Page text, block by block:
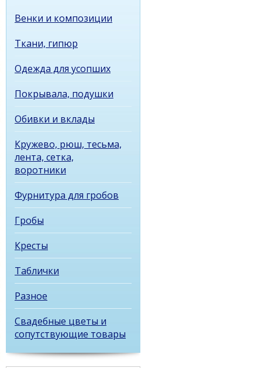
Венки и композиции
Ткани, гипюр
Одежда для усопших
Покрывала, подушки
Обивки и вклады
Кружево, рюш, тесьма,
лента, сетка,
воротники
Фурнитура для гробов
Гробы
Кресты
Таблички
Разное
Свадебные цветы и
сопутствующие товары